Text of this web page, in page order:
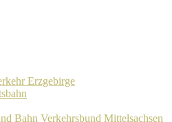
Erzgebirge
Bahn Verkehrsbund Mittelsachsen